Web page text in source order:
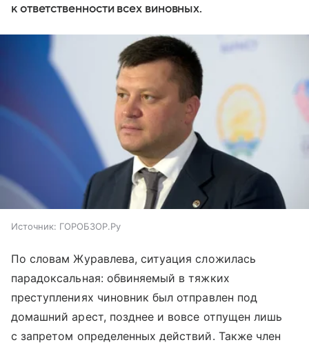
к ответственности всех виновных.
Источник: ГОРОБЗОР.Ру
По словам Журавлева, ситуация сложилась
парадоксальная: обвиняемый в тяжких
преступлениях чиновник был отправлен под
домашний арест, позднее и вовсе отпущен лишь
с запретом определенных действий. Также член